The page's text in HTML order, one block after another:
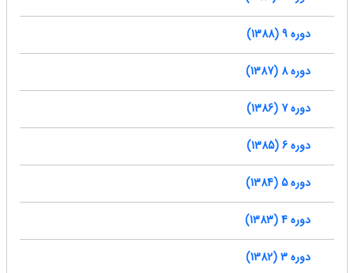
دوره 9 (1388)
دوره 8 (1387)
دوره 7 (1386)
دوره 6 (1385)
دوره 5 (1384)
دوره 4 (1383)
دوره 3 (1382)